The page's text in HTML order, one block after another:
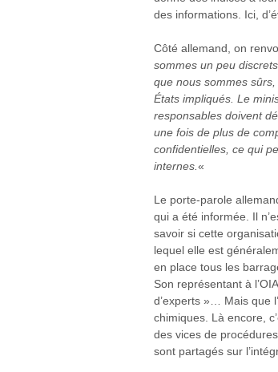
des informations. Ici,
Côté allemand, on
sommes un peu
que nous sommes
États impliqués. Le
responsables doivent
une fois de plus de
confidentielles, ce qui
internes. «
Le porte-parole
qui a été informée. Il
savoir si cette
lequel elle est
en place tous les
Son représentant à
d’experts »… Mais que
chimiques. Là encore,
des vices de
sont partagés sur